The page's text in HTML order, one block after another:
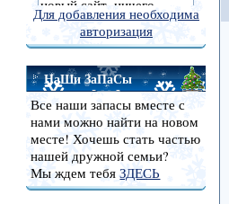
Для добавления необходима
авторизация
НаШи ЗаПаСы
Все наши запасы вместе с
нами можно найти на новом
месте! Хочешь стать частью
нашей дружной семьи?
Мы ждем тебяЗДЕСЬ